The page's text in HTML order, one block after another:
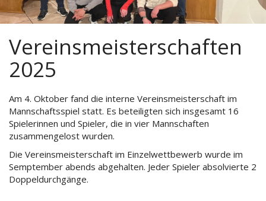
Vereinsmeisterschaften
2025
Am 4. Oktober fand die interne Vereinsmeisterschaft im
Mannschaftsspiel statt. Es beteiligten sich insgesamt 16
Spielerinnen und Spieler, die in vier Mannschaften
zusammengelost wurden.
Die Vereinsmeisterschaft im Einzelwettbewerb wurde im
Semptember abends abgehalten. Jeder Spieler absolvierte 2
Doppeldurchgänge.